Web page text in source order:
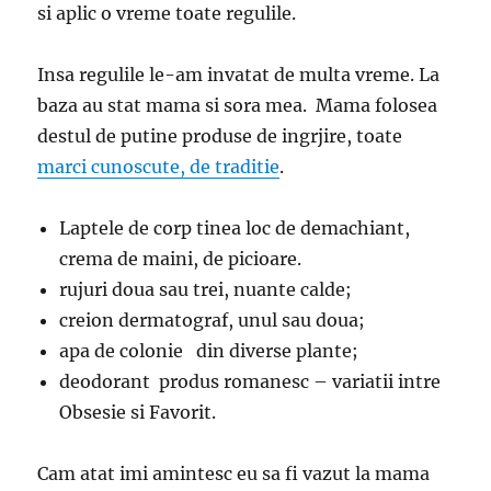
si aplic o vreme toate regulile.
Insa regulile le-am invatat de multa vreme. La
baza au stat mama si sora mea. Mama folosea
destul de putine produse de ingrjire, toate
marci cunoscute, de traditie.
Laptele de corp tinea loc de demachiant,
crema de maini, de picioare.
rujuri doua sau trei, nuante calde;
creion dermatograf, unul sau doua;
apa de colonie din diverse plante;
deodorant produs romanesc – variatii intre
Obsesie si Favorit.
Cam atat imi amintesc eu sa fi vazut la mama